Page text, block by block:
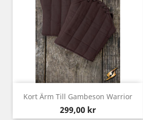
Kort Ärm Till Gambeson Warrior
Pris
299,00 kr